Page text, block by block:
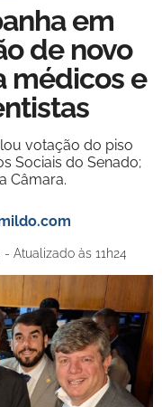
em
de novo
médicos e
votação do piso
Sociais do Senado;
Câmara.
Atualizado às 11h24